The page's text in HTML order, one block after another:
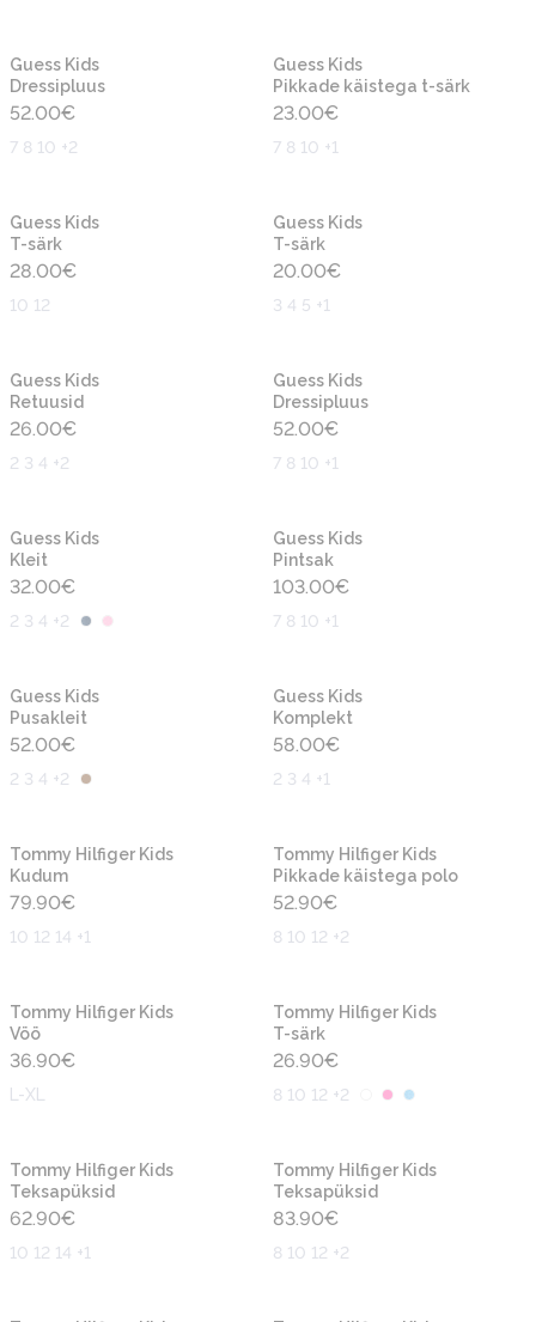
Guess Kids
Dressipluus
52.00€
7 8 10 +2
Guess Kids
Pikkade käistega t-särk
23.00€
7 8 10 +1
Guess Kids
T-särk
28.00€
10 12
Guess Kids
T-särk
20.00€
3 4 5 +1
Guess Kids
Retuusid
26.00€
2 3 4 +2
Guess Kids
Dressipluus
52.00€
7 8 10 +1
Guess Kids
Kleit
32.00€
2 3 4 +2
Guess Kids
Pintsak
103.00€
7 8 10 +1
Guess Kids
Pusakleit
52.00€
2 3 4 +2
Guess Kids
Komplekt
58.00€
2 3 4 +1
Tommy Hilfiger Kids
Kudum
79.90€
10 12 14 +1
Tommy Hilfiger Kids
Pikkade käistega polo
52.90€
8 10 12 +2
Tommy Hilfiger Kids
Vöö
36.90€
L-XL
Tommy Hilfiger Kids
T-särk
26.90€
8 10 12 +2
Tommy Hilfiger Kids
Teksapüksid
62.90€
10 12 14 +1
Tommy Hilfiger Kids
Teksapüksid
83.90€
8 10 12 +2